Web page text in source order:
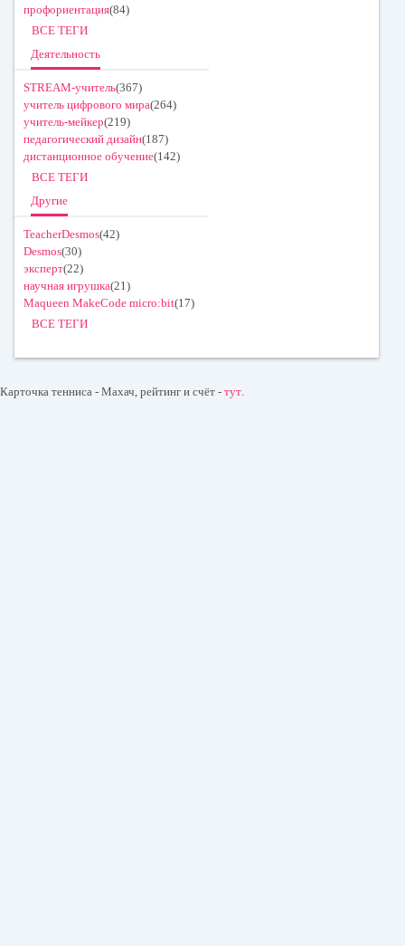
профориентация(84)
ВСЕ ТЕГИ
Деятельность
STREAM-учитель(367)
учитель цифрового мира(264)
учитель-мейкер(219)
педагогический дизайн(187)
дистанционное обучение(142)
ВСЕ ТЕГИ
Другие
TeacherDesmos(42)
Desmos(30)
эксперт(22)
научная игрушка(21)
Maqueen MakeCode micro:bit(17)
ВСЕ ТЕГИ
Карточка тенниса - Махач, рейтинг и счёт - тут.